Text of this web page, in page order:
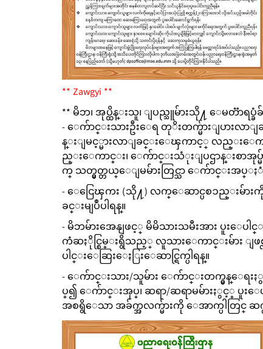
** Zawgyi **
** မိဘ၊ အုပ္ထိန္းသူ၊ ျပည္သူမ်ားသို႔ ေမတၱာရပ္ခံ
- ေက်ာင္းသားဦးေရ တုိးတက္မ်ားျပား
န္းျမင့္မားလာျခင္းေၾကာင့္ လည္း
ည္းေကာင္း၊ ေက်ာင္းသံုးျပဌာန္းစာအုပ္မ်
က္ သတ္မွတ္တယ္ေျမမ်ားတြင္သာ ေက်ာင္းအပ္
- ေငြေၾကး (သို႔) လက္ေဆာင္ပစၥည္းမ်ားကို
ခင္းမျပဳပါရန္။
- မိဘမ်ားအေနျဖင့္ မိမိသားသမီးအား ပူးေပါ
ကံဆႏိုင္စြမ္းရွိသည့္ လူသားေကာင္းမ်ား ျဖ
ပါင္းေဆြးေႏြးေဆာင္ရြက္ပါရန္။
- ေက်ာင္းသား/သူမ်ား ေက်ာင္းတက္မွန္ေရး
ပ္၍ ေက်ာင္းအုပ္၊ ဆရာ/ဆရာမမ်ားႏွင့္ ပူးေပ
အစရွိေသာ အခ်က္အလက္မ်ားကို ေအာက္ပါတြင္